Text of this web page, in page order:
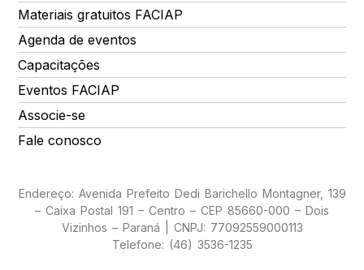
Materiais gratuitos FACIAP
Agenda de eventos
Capacitações
Eventos FACIAP
Associe-se
Fale conosco
Endereço: Avenida Prefeito Dedi Barichello Montagner, 139
– Caixa Postal 191 – Centro – CEP 85660-000 – Dois
Vizinhos – Paraná | CNPJ: 77092559000113
Telefone: (46) 3536-1235